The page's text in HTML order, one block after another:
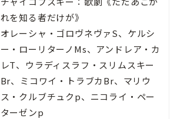
れを知る者だけが》
オレーシャ・ゴロヴネヴァS、ケルシ
ー・ローリターノMs、アンドレア・カ
レT、ウラディスラフ・スリムスキー
Br、ミコワイ・トラブカBr、マリウ
ス・クルブチュクp、ニコライ・ペー
ターゼンp